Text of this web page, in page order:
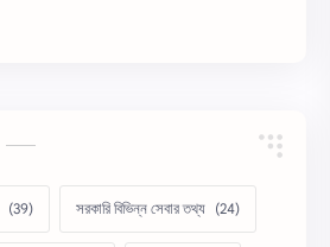
সরকারি বিভিন্ন সেবার তথ্য